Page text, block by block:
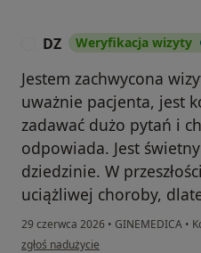
DZ Weryfikacja wizyty
Jestem zachwycona
uważnie pacjenta, jest
zadawać dużo pytań i
odpowiada. Jest
dziedzinie. W
uciążliwej choroby,
29 czerwca 2026 • GINEMEDICA •
w opinii użytkownika DZ
zgłoś nadużycie